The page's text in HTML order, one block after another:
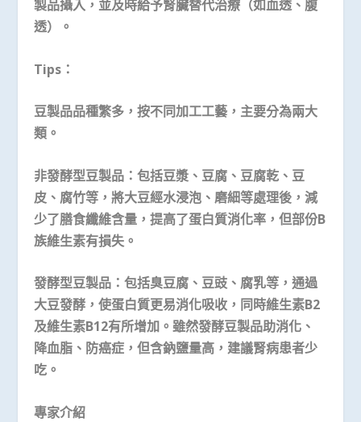
製品攝入，並及時給予腎臟替代治療（如血透、腹
透）。
Tips ：
豆製品品種繁多，按不同加工工藝，主要分為兩大
類。
非發酵型豆製品：包括豆漿、豆腐、豆腐乾、豆
皮、腐竹等，將大豆經水浸泡、磨細等處理後，減
少了膳食纖維含量，提高了蛋白質消化率，但部份B
族維生素有損失。
發酵型豆製品：包括臭豆腐、豆豉、腐乳等，通過
大豆發酵，使蛋白質更易消化吸收，同時維生素B2
及維生素B12有所增加。雖然發酵豆製品助消化、
降血脂、防癌症，但含鈉鹽量高，建議腎病患者少
吃。
專家介紹